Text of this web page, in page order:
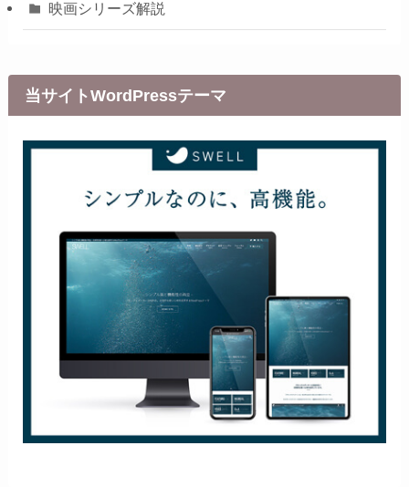
映画シリーズ解説
当サイトWordPressテーマ